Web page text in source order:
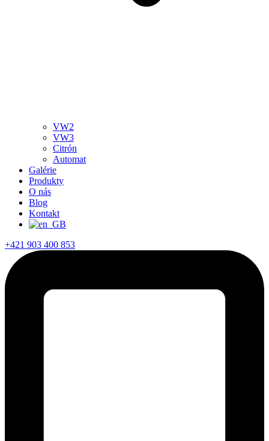
VW2
VW3
Citrón
Automat
Galérie
Produkty
O nás
Blog
Kontakt
+421 903 400 853